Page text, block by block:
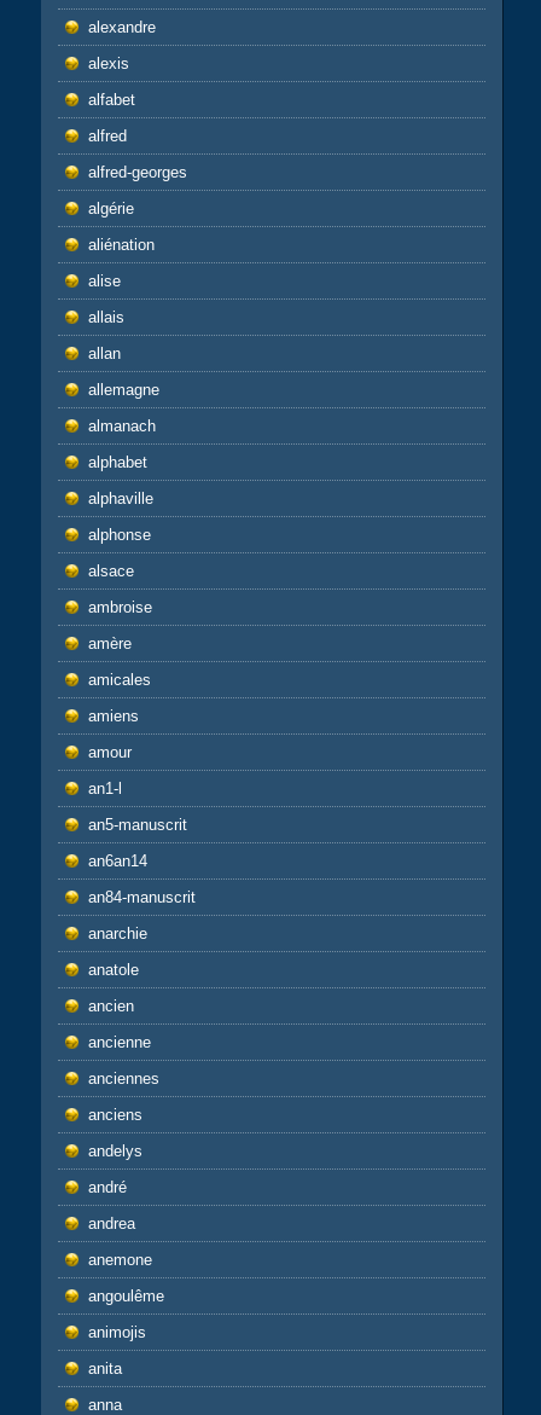
alexandre
alexis
alfabet
alfred
alfred-georges
algérie
aliénation
alise
allais
allan
allemagne
almanach
alphabet
alphaville
alphonse
alsace
ambroise
amère
amicales
amiens
amour
an1-l
an5-manuscrit
an6an14
an84-manuscrit
anarchie
anatole
ancien
ancienne
anciennes
anciens
andelys
andré
andrea
anemone
angoulême
animojis
anita
anna